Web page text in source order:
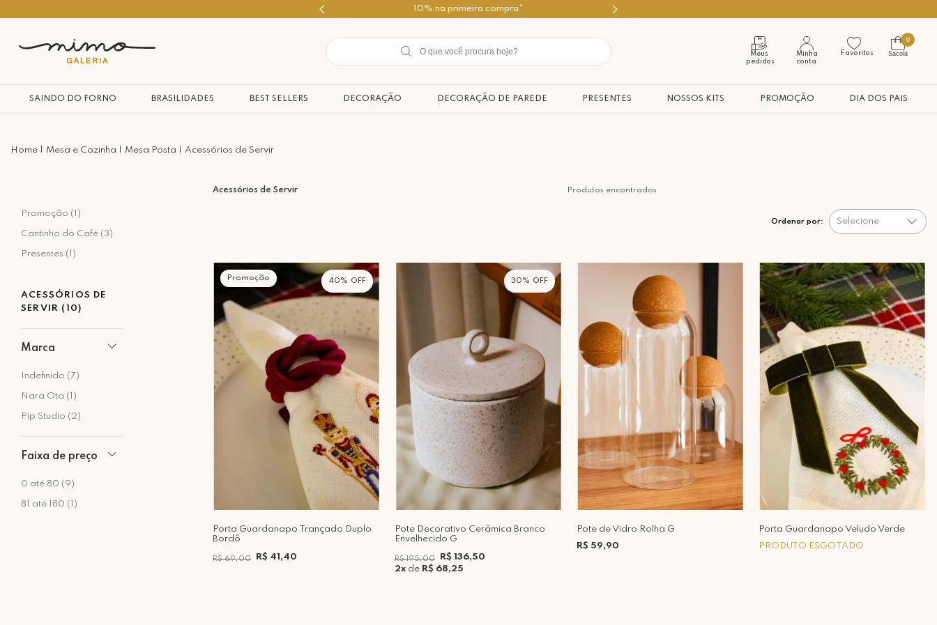
10% na primeira compra*
Meus
pedidos
Minha
conta
Favoritos
0
Sacola
SAINDO DO FORNO BRASILIDADES BEST SELLERS DECORAÇÃO DECORAÇÃO DE PAREDE PRESENTES NOSSOS KITS PROMOÇÃO DIA DOS PAIS
Mesa e Cozinha Mesa Posta Acessórios de Servir
Promoção (1)
Cantinho do Café (3)
Presentes (1)
ACESSÓRIOS DE
SERVIR (10)
Marca
Indefinido (7)
Nara Ota (1)
Pip Studio (2)
Faixa de preço
0 até 80 (9)
81 até 180 (1)
Acessórios de Servir Produtos encontrados
Ordenar por: Selecione
40%
Promoção
Porta Guardanapo Trançado Duplo
Bordô
R$ 69,00 R$ 41,40
30%
Pote Decorativo Cerâmica Branco
Envelhecido G
R$ 195,00
R$ 136,50
2xde R$ 68,25
Pote de Vidro Rolha G
R$ 59,90
Porta Guardanapo Veludo Verde
PRODUTO ESGOTADO